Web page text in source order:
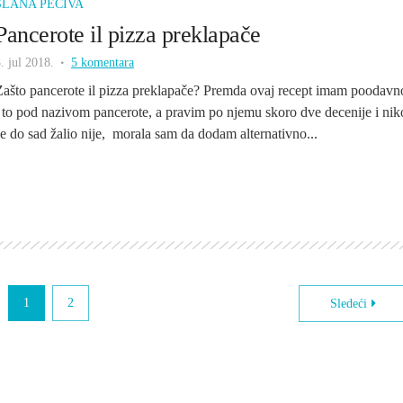
PECIVA
il pizza preklapače
jul 2018. 5 komentara
pancerote il pizza preklapače? Premda ovaj recept imam
pod nazivom pancerote, a pravim po njemu skoro dve decenije i
do sad žalio nije, morala sam da dodam alternativno...
1 2 Sledeći